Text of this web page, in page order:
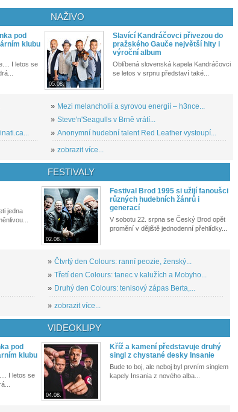
pod
klubu
I letos se
NAŽIVO
05.08.
Slavící Kandráčovci přivezou do
pražského Gauče největší hity i
výroční album
Oblíbená slovenská kapela Kandráčovci
se letos v srpnu představí také...
» Mezi melancholií a syrovou energií – h3nce...
» Steve'n'Seagulls v Brně vrátí...
» Anonymní hudební talent Red Leather vystoupí...
» zobrazit více...
jedna
FESTIVALY
02.08.
Festival Brod 1995 si užijí fanoušci
různých hudebních žánrů i
generací
V sobotu 22. srpna se Český Brod opět
promění v dějiště jednodenní přehlídky...
» Čtvrtý den Colours: ranní peozie, ženský...
» Třetí den Colours: tanec v kalužích a Mobyho...
» Druhý den Colours: tenisový zápas Berta,...
» zobrazit více...
pod
klubu
I letos se
VIDEOKLIPY
04.08.
Kříž a kamení představuje druhý
singl z chystané desky Insanie
Bude to boj, ale neboj byl prvním singlem
kapely Insania z nového alba...